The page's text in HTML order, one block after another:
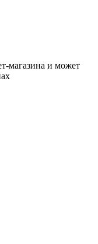
магазина и может